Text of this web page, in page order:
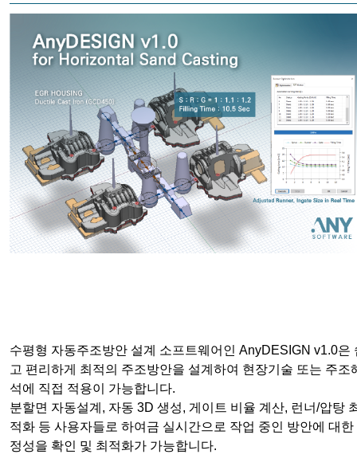
수평형 자동주조방안 설계 소프트웨어인 AnyDESIGN v1.0은
고 편리하게 최적의 주조방안을 설계하여 현장기술 또는 주조
석에 직접 적용이 가능합니다.
분할면 자동설계, 자동 3D 생성, 게이트 비율 계산, 런너/압탕
적화 등 사용자들로 하여금 실시간으로 작업 중인 방안에 대한
정성을 확인 및 최적화가 가능합니다.